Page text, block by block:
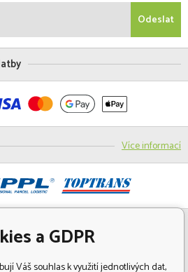
Odeslat
Více informací
a GDPR
Váš souhlas k využití jednotlivých dat,